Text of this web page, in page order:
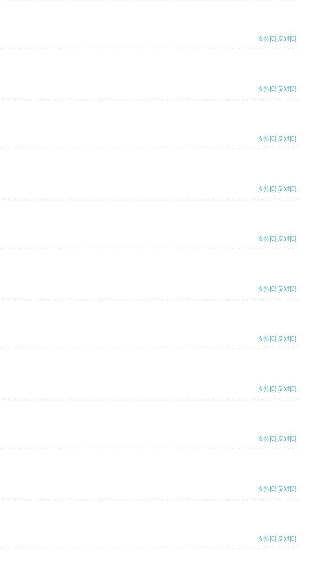
支持[0] 反对[0]
支持[0] 反对[0]
支持[0] 反对[0]
支持[0] 反对[0]
支持[0] 反对[0]
支持[0] 反对[0]
支持[0] 反对[0]
支持[0] 反对[0]
支持[0] 反对[0]
支持[0] 反对[0]
支持[0] 反对[0]